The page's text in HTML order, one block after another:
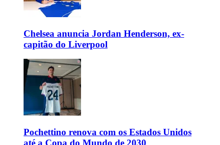
Chelsea anuncia Jordan Henderson, ex-
capitão do Liverpool
Pochettino renova com os Estados Unidos
até a Copa do Mundo de 2030